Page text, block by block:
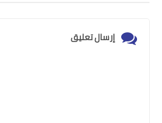
إرسال تعليق